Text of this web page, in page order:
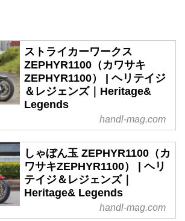
ストライカーワークス
ZEPHYR1100（カワサキ
ZEPHYR1100） | ヘリテイジ
＆レジェンズ｜Heritage&
Legends
handl-mag.com
しゃぼん玉 ZEPHYR1100（カ
ワサキZEPHYR1100） | ヘリ
テイジ＆レジェンズ｜
Heritage& Legends
handl-mag.com